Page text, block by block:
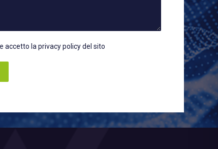
accetto la privacy policy del sito